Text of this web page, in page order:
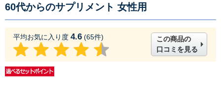
60代からのサプリメント 女性用
平均お気に入り度 4.6 (65件)
この商品の
口コミを見る